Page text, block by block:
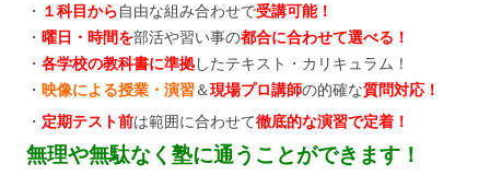
・ １科目から自由な組み合わせで受講可能！
・ 曜日・時間を部活や習い事の都合に合わせて選べる！
・ 各学校の教科書に準拠したテキスト・カリキュラム！
・ 映像による授業・演習＆現場プロ講師の的確な質問対応！
・ 定期テスト前は範囲に合わせて徹底的な演習で定着！
無理や無駄なく塾に通うことができます！